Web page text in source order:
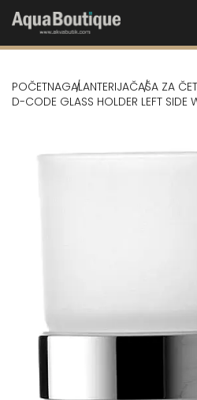
POČETNAGALANTERIJAČAŠA ZA
D-CODE GLASS HOLDER LEFT SIDE